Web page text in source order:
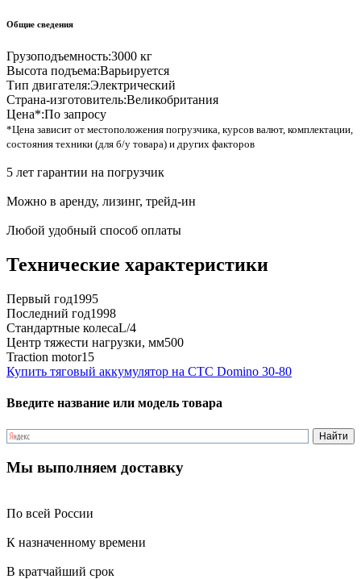
Общие сведения
Грузоподъемность:3000 кг
Высота подъема:Варьируется
Тип двигателя:Электрический
Страна-изготовитель:Великобритания
Цена*:По запросу
*Цена зависит от местоположения погрузчика, курсов валют, комплектации,
состояния техники (для б/у товара) и других факторов
5 лет гарантии на погрузчик
Можно в аренду, лизинг, трейд-ин
Любой удобный способ оплаты
Технические характеристики
Первый год1995
Последний год1998
Стандартные колесаL/4
Центр тяжести нагрузки, мм500
Traction motor15
Купить тяговый аккумулятор на CTC Domino 30-80
Введите название или модель товара
Мы выполняем доставку
По всей России
К назначенному времени
В кратчайший срок